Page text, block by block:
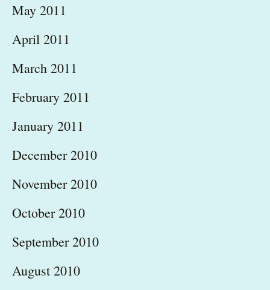
May 2011
April 2011
March 2011
February 2011
January 2011
December 2010
November 2010
October 2010
September 2010
August 2010